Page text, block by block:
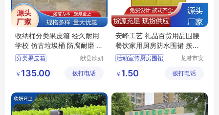
收纳桶分类果皮箱 经久耐用
学校 仿古垃圾桶 防腐耐磨 欣
妍
分类果皮箱
学校分类果皮箱
收纳桶分类果皮箱
献县欣妍
制造有限
￥ 135.00 拨打电话
安峰工艺 礼品百货用品围腰
餐饮家用厨房防水围裙 按需
定制
活动宣传厨房围裙
防水防油涤纶围裙
广告工装印花围裙
龙港市安
品厂（个
￥ 1.50 拨打电话